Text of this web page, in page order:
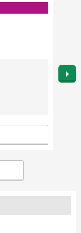
勤務
英語
給 与